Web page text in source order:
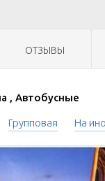
ОТЗЫВЫ
, Автобусные
Групповая На